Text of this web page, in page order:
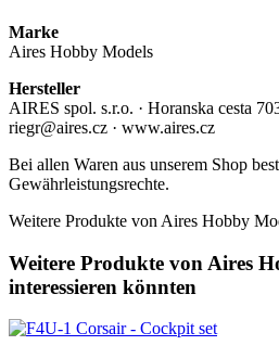
Marke
Aires Hobby Models
Hersteller
AIRES spol. s.r.o. · Horanska cesta
riegr@aires.cz · www.aires.cz
Bei allen Waren aus unserem Shop
Gewährleistungsrechte.
Weitere Produkte von Aires Hobby
Weitere Produkte von Aires
interessieren könnten